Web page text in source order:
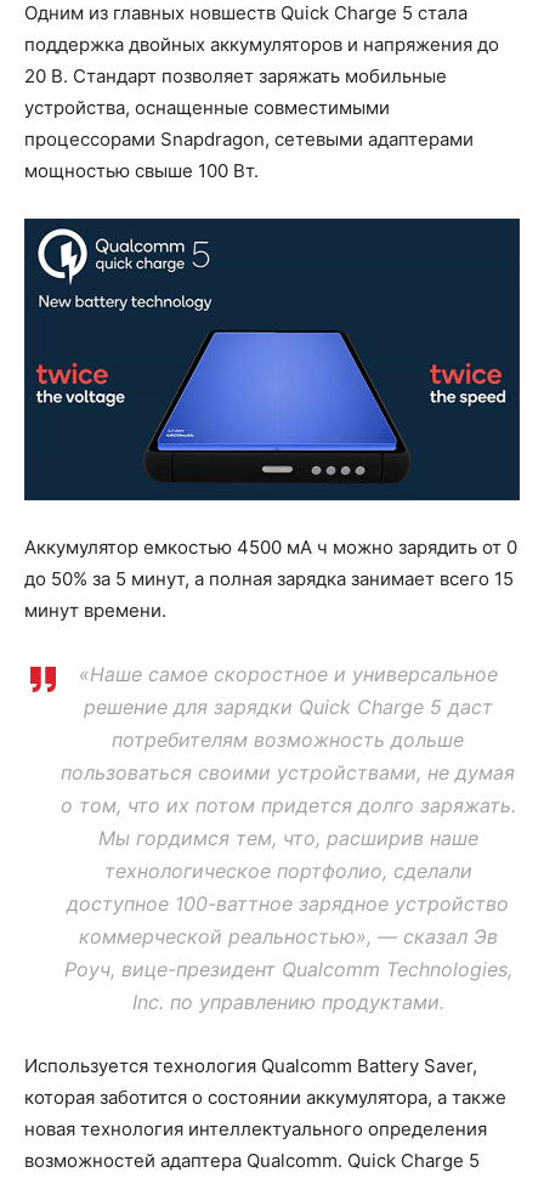
Одним из главных новшеств Quick Charge 5 стала
поддержка двойных аккумуляторов и напряжения до
20 В. Стандарт позволяет заряжать мобильные
устройства, оснащенные совместимыми
процессорами Snapdragon, сетевыми адаптерами
мощностью свыше 100 Вт.
Аккумулятор емкостью 4500 мА ч можно зарядить от 0
до 50% за 5 минут, а полная зарядка занимает всего 15
минут времени.
«Наше самое скоростное и универсальное
решение для зарядки Quick Charge 5 даст
потребителям возможность дольше
пользоваться своими устройствами, не думая
о том, что их потом придется долго заряжать.
Мы гордимся тем, что, расширив наше
технологическое портфолио, сделали
доступное 100-ваттное зарядное устройство
коммерческой реальностью», — сказал Эв
Роуч, вице-президент Qualcomm Technologies,
Inc. по управлению продуктами.
Используется технология Qualcomm Battery Saver,
которая заботится о состоянии аккумулятора, а также
новая технология интеллектуального определения
возможностей адаптера Qualcomm. Quick Charge 5